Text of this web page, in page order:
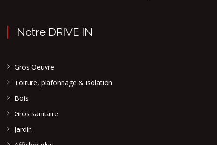
Notre DRIVE IN
Gros Oeuvre
Toiture, plafonnage & isolation
Bois
Gros sanitaire
Jardin